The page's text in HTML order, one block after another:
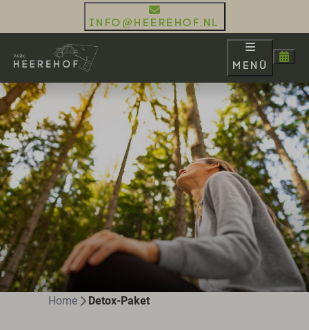
info@heerehof.nl
Menü
Home Detox-Paket